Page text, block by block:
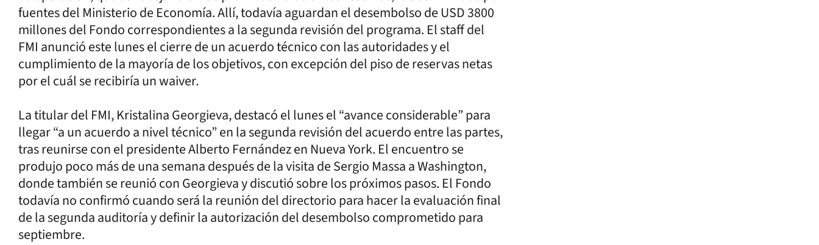
fuentes del Ministerio de Economía. Allí, todavía aguardan el desembolso de USD 3800
millones del Fondo correspondientes a la segunda revisión del programa. El staff del
FMI anunció este lunes el cierre de un acuerdo técnico con las autoridades y el
cumplimiento de la mayoría de los objetivos, con excepción del piso de reservas netas
por el cuál se recibiría un waiver.
La titular del FMI, Kristalina Georgieva, destacó el lunes el “avance considerable” para
llegar “a un acuerdo a nivel técnico” en la segunda revisión del acuerdo entre las partes,
tras reunirse con el presidente Alberto Fernández en Nueva York. El encuentro se
produjo poco más de una semana después de la visita de Sergio Massa a Washington,
donde también se reunió con Georgieva y discutió sobre los próximos pasos. El Fondo
todavía no confirmó cuando será la reunión del directorio para hacer la evaluación final
de la segunda auditoría y definir la autorización del desembolso comprometido para
septiembre.